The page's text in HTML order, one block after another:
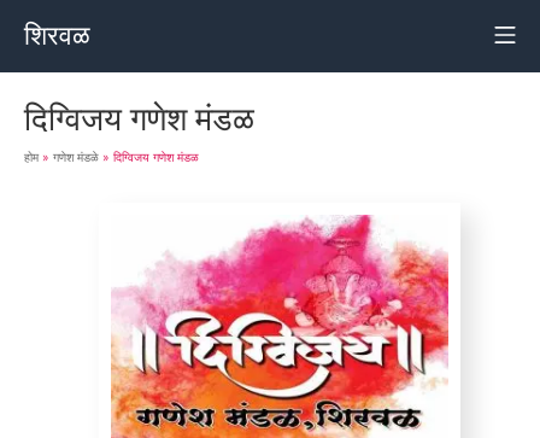
शिरवळ
दिग्विजय गणेश मंडळ
होम» गणेश मंडळे » दिग्विजय गणेश मंडळ